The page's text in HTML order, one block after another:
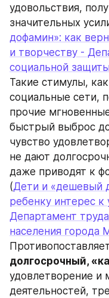
удовольствия,
значительных
дофамин»: как
и творчеству -
социальной
Такие стимулы,
социальные сети,
прочие
быстрый выброс
чувство
не дают
даже приводят к
(Дети и «дешевый
ребенку интерес к
Департамент
населения города
долгосрочный,
удовлетворение и
деятельностей,